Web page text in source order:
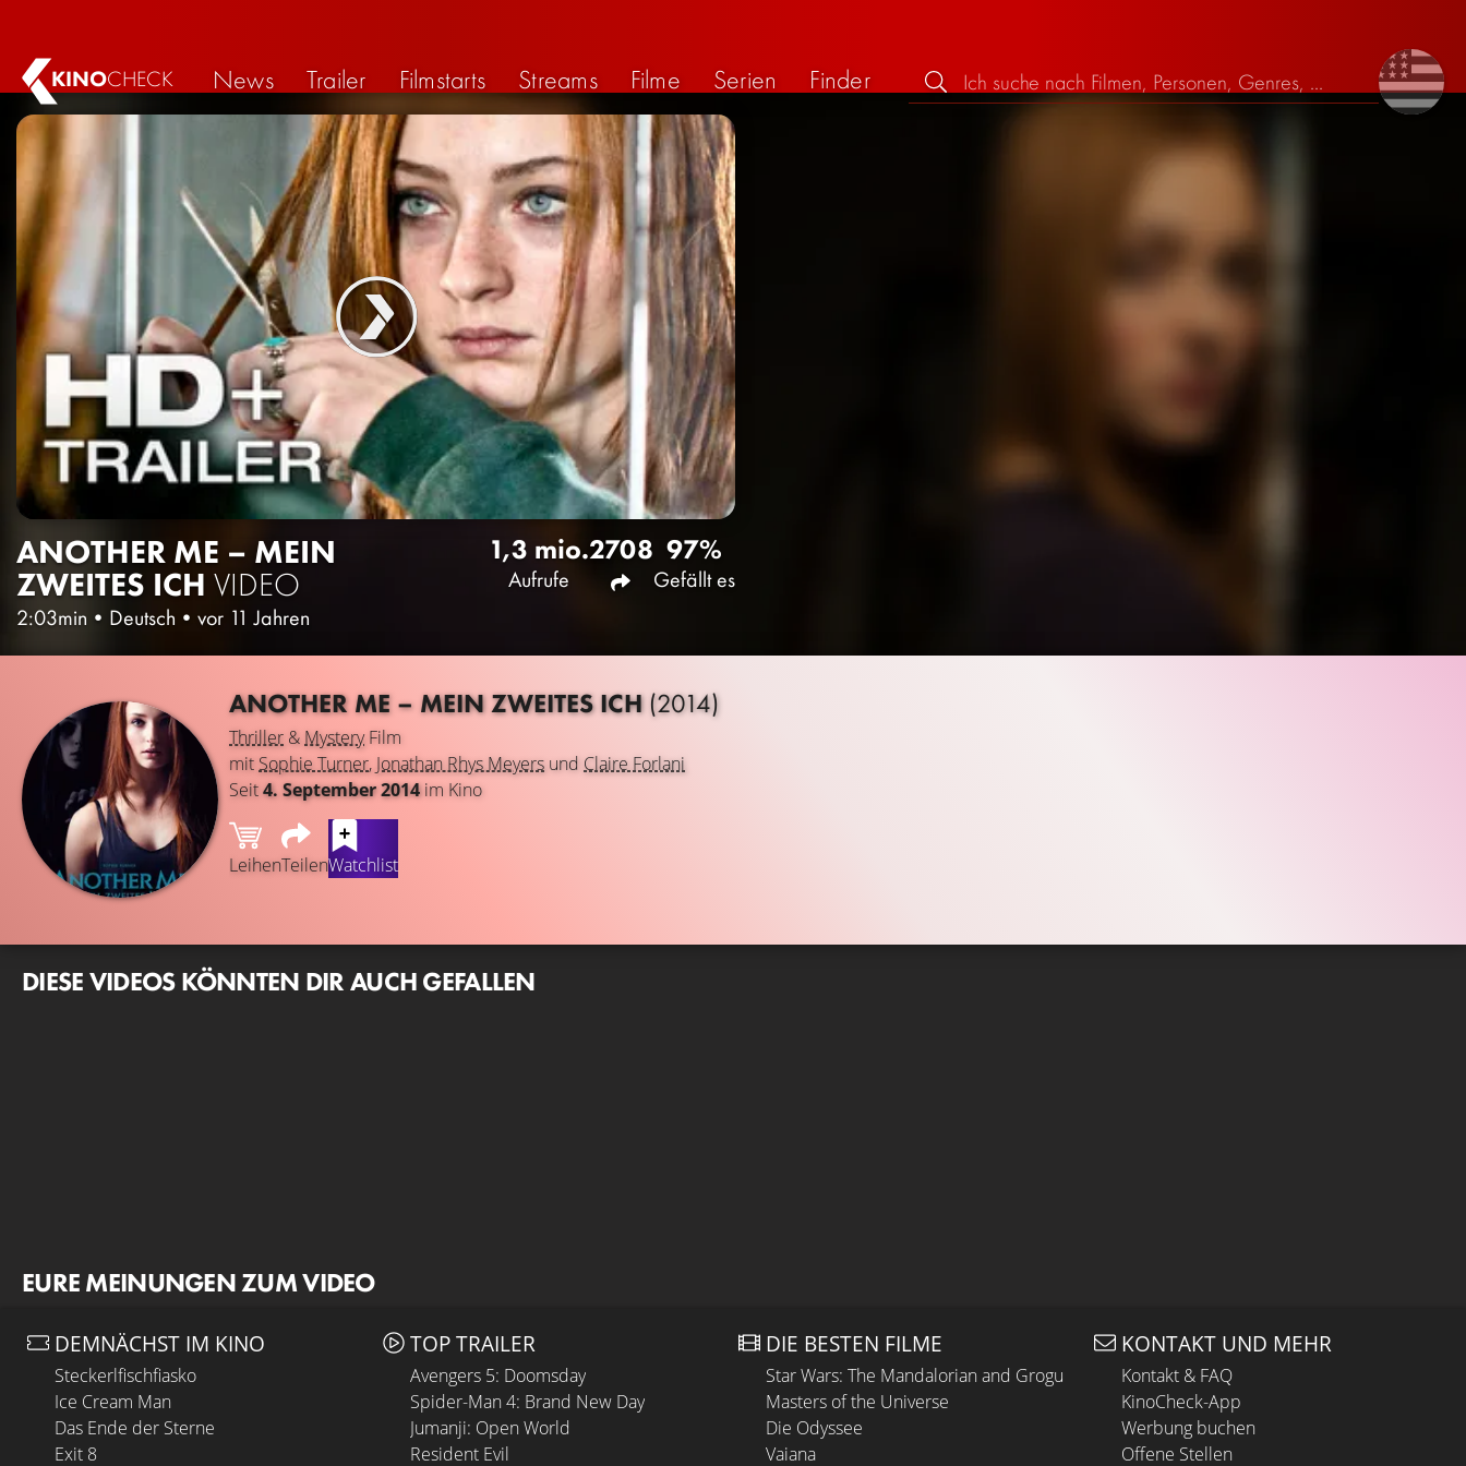
KINOCHECK News Trailer Filmstarts Streams Filme Serien Finder
ANOTHER ME – MEIN
ZWEITES ICH VIDEO
2:03min • Deutsch • vor 11 Jahren
1,3 mio.
Aufrufe
2708 97%
Gefällt es
ANOTHER ME – MEIN ZWEITES ICH(2014)
Thriller & MysteryFilm
mitSophie Turner, Jonathan Rhys Meyersund Claire Forlani
Seit4. September 2014im Kino
LeihenTeilenWatchlist
DIESE VIDEOS KÖNNTEN DIR AUCH GEFALLEN
EURE MEINUNGEN ZUM VIDEO
DEMNÄCHST IM KINO
Steckerlfischfiasko
Ice Cream Man
Das Ende der Sterne
Exit 8
TOP TRAILER
Avengers 5: Doomsday
Spider-Man 4: Brand New Day
Jumanji: Open World
Resident Evil
DIE BESTEN FILME
Star Wars: The Mandalorian and Grogu
Masters of the Universe
Die Odyssee
Vaiana
KONTAKT UND MEHR
Kontakt & FAQ
KinoCheck-App
Werbung buchen
Offene Stellen